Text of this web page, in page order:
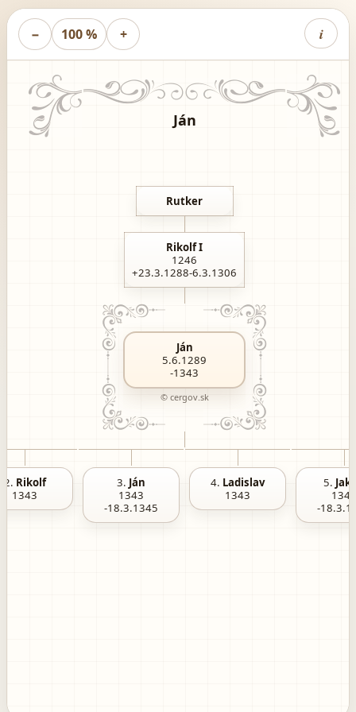
− 100 % + i
Ján
Rutker
Rikolf I
1246
+23.3.1288-6.3.1306
Ján
5.6.1289
-1343
© cergov.sk
2. Rikolf
1343
3. Ján
1343
-18.3.1345
4. Ladislav
1343
5.
1343
-